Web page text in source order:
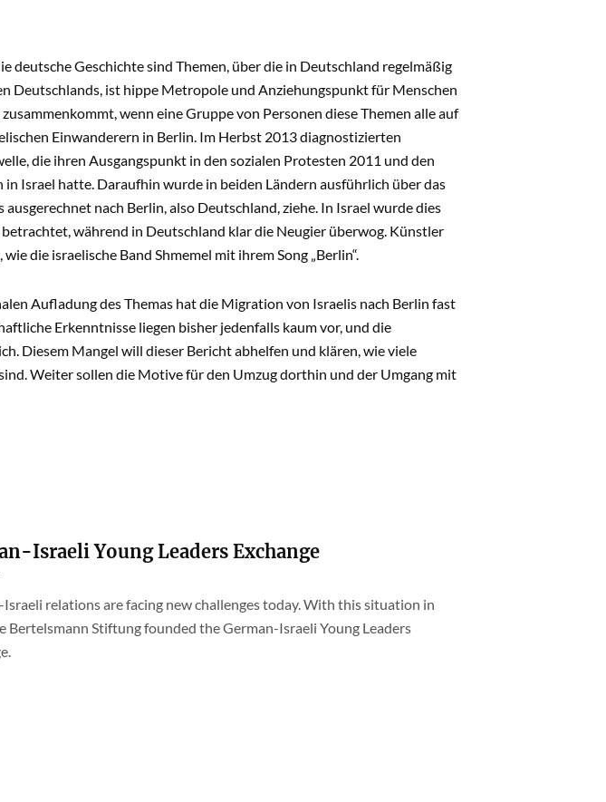
deutsche Geschichte sind Themen, über die in Deutschland regelmäßig
Deutschlands, ist hippe Metropole und Anziehungspunkt für Menschen
wenn eine Gruppe von Personen diese Themen alle auf
Einwanderern in Berlin. Im Herbst 2013 diagnostizierten
die ihren Ausgangspunkt in den sozialen Protesten 2011 und den
Israel hatte. Daraufhin wurde in beiden Ländern ausführlich über das
nach Berlin, also Deutschland, ziehe. In Israel wurde dies
während in Deutschland klar die Neugier überwog. Künstler
die israelische Band Shmemel mit ihrem Song „Berlin“.
Aufladung des Themas hat die Migration von Israelis nach Berlin fast
Erkenntnisse liegen bisher jedenfalls kaum vor, und die
Diesem Mangel will dieser Bericht abhelfen und klären, wie viele
Weiter sollen die Motive für den Umzug dorthin und der Umgang mit
Israeli Young Leaders Exchange
relations are facing new challenges today. With this situation in
Bertelsmann Stiftung founded the German-Israeli Young Leaders